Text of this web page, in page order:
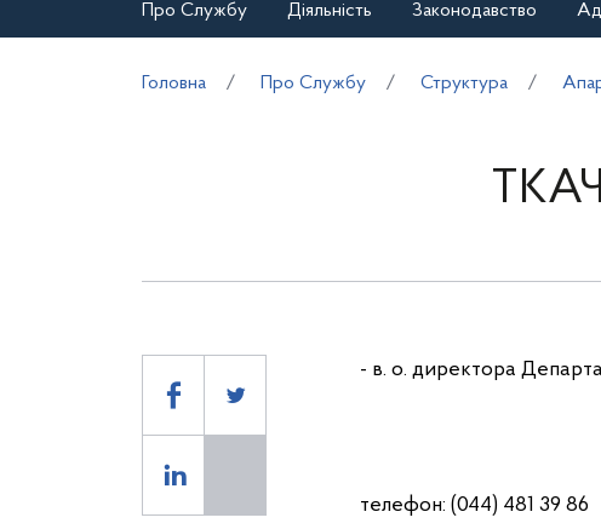
Про Службу Діяльність Законодавство
Головна Про Службу Структура
- в. о. директора
телефон: (044) 481 39 86